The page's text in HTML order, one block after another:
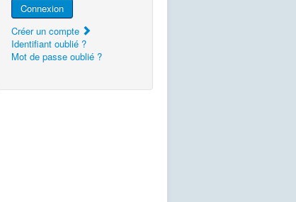
Connexion
Créer un compte
Identifiant oublié ?
Mot de passe oublié ?